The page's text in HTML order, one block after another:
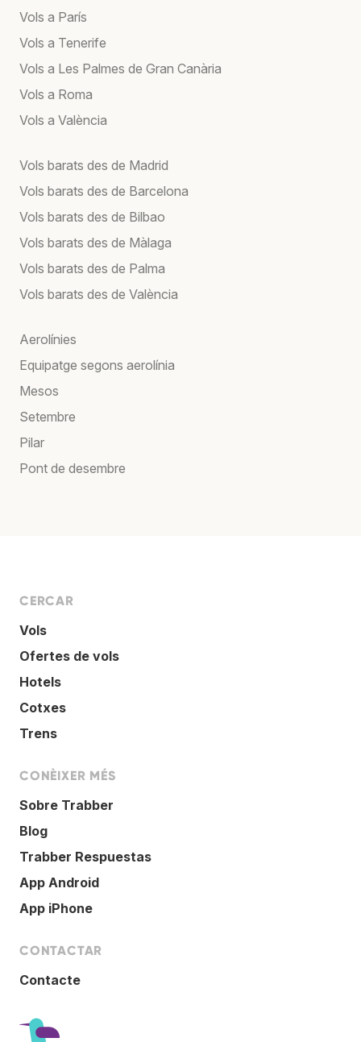
Vols a París
Vols a Tenerife
Vols a Les Palmes de Gran Canària
Vols a Roma
Vols a València
Vols barats des de Madrid
Vols barats des de Barcelona
Vols barats des de Bilbao
Vols barats des de Màlaga
Vols barats des de Palma
Vols barats des de València
Aerolínies
Equipatge segons aerolínia
Mesos
Setembre
Pilar
Pont de desembre
CERCAR
Vols
Ofertes de vols
Hotels
Cotxes
Trens
CONÈIXER MÉS
Sobre Trabber
Blog
Trabber Respuestas
App Android
App iPhone
CONTACTAR
Contacte